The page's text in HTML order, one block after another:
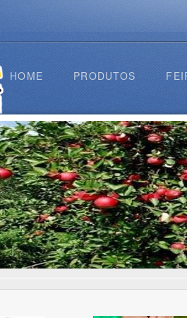
HOME PRODUTOS